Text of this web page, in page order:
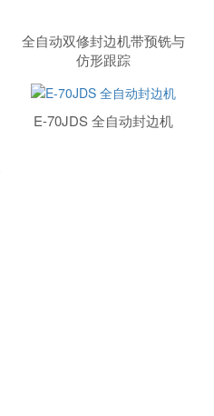
全自动双修封边机带预铣与
仿形跟踪
E-70JDS 全自动封边机